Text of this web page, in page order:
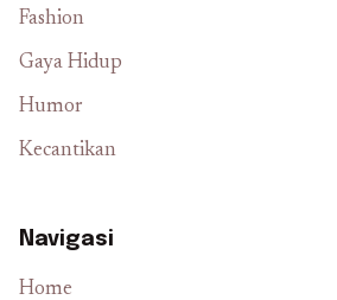
Fashion
Gaya Hidup
Humor
Kecantikan
Navigasi
Home